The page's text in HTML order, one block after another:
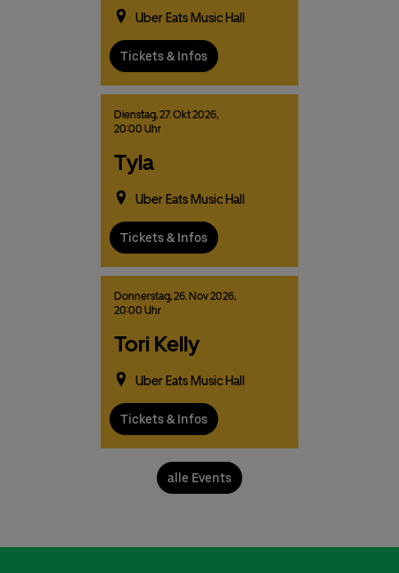
Uber Eats Music Hall
Tickets & Infos
Dienstag,27.Okt2026,
20:00 Uhr
Tyla
Uber Eats Music Hall
Tickets & Infos
Donnerstag,26. Nov2026,
20:00 Uhr
Tori Kelly
Uber Eats Music Hall
Tickets & Infos
alle Events